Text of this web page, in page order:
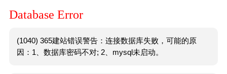
Database Error
(1040) 365建站错误警告：连接数据库失败，可能的原
因：1、数据库密码不对; 2、mysql未启动。